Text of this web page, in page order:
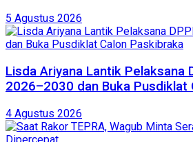
5 Agustus 2026
Lisda Ariyana Lantik Pelaksana
2026–2030 dan Buka Pusdiklat
4 Agustus 2026